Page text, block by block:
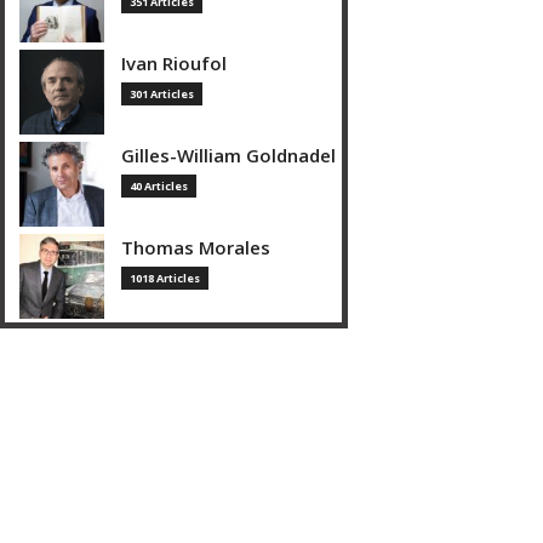
Ivan Rioufol
301 Articles
Gilles-William Goldnadel
40 Articles
Thomas Morales
1018 Articles